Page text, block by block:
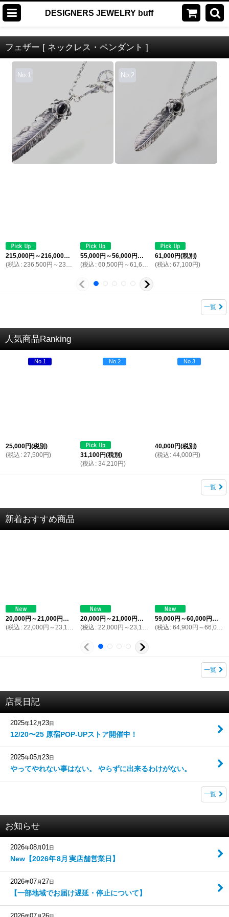
DESIGNERS JEWELRY buff
フェザー [ ネックレス・ペンダント ]
No.1 No.2
215,000円 ～216,000円 (税別)
(税込 : 236,500円 ～237,600 円)
55,000円 ～56,000円 (税別)
(税込 : 60,500円 ～61,600 円)
61,000円(税別)
(税込 : 67,100円)
一覧
人気商品Ranking
No.1
25,000円(税別)
(税込 : 27,500円)
No.2
31,100円(税別)
(税込 : 34,210円)
No.3
40,000円(税別)
(税込 : 44,000円)
一覧
新着おすすめ商品
20,000円 ～21,000円 (税別)
(税込 : 22,000円 ～23,100 円)
20,000円 ～21,000円 (税別)
(税込 : 22,000円 ～23,100 円)
59,000円 ～60,000円 (税別)
(税込 : 64,900円 ～66,000
一覧
店長日記
2025年12月23日
12/20〜25 原宿POP-UPストア開催中！
2025年05月23日
やってやれない事はない。 やらずに出来るわけがない。
一覧
お知らせ
2026年08月01日
New 【2026年8月 実店舗営業日 】
2026年07月27日
【一部地域でお届け遅延・停止について】